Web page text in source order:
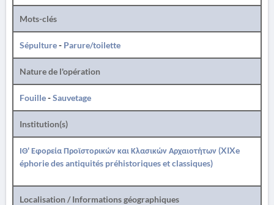
Mots-clés
Sépulture- Parure/toilette
Nature de l'opération
Fouille-Sauvetage
Institution(s)
ΙΘ' Εφορεία Προϊστορικών και Κλασικών Αρχαιοτήτων (XIXe
éphorie des antiquités préhistoriques et classiques)
Localisation / Informations géographiques